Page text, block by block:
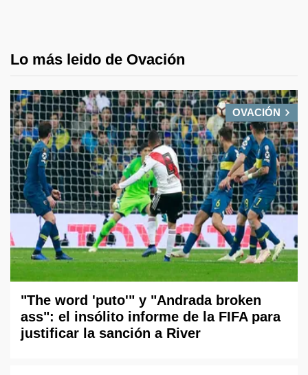
Lo más leido de Ovación
OVACIÓN
"The word 'puto'" y "Andrada broken
ass": el insólito informe de la FIFA para
justificar la sanción a River